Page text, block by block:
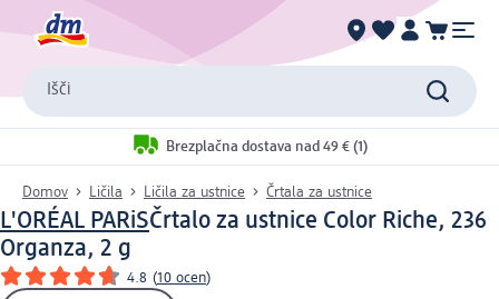
Išči
Brezplačna dostava nad 49 € (1)
Domov Ličila Ličila za ustnice Črtala za ustnice
L'ORÉAL PARiSČrtalo za ustnice Color Riche, 236
Organza, 2 g
4.8 (10 ocen)